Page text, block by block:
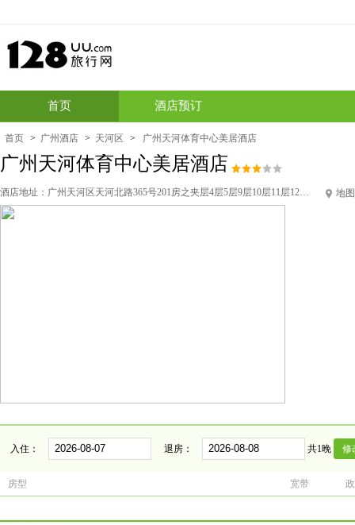
首页 酒店预订
首页 > 广州酒店 > 天河区 > 广州天河体育中心美居酒店
广州天河体育中心美居酒店
酒店地址： 广州天河区天河北路365号201房之夹层4层5层9层10层11层12层14-27层 地图
入住： 退房： 共1晚
房型 宽带